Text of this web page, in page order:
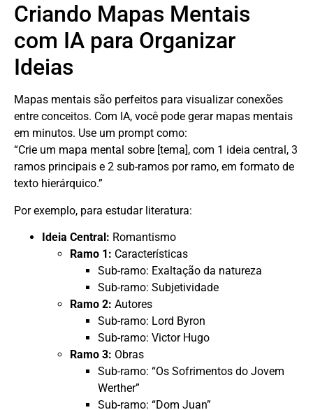
Criando Mapas Mentais
com IA para Organizar
Ideias
Mapas mentais são perfeitos para visualizar conexões
entre conceitos. Com IA, você pode gerar mapas mentais
em minutos. Use um prompt como:
“Crie um mapa mental sobre [tema], com 1 ideia central, 3
ramos principais e 2 sub-ramos por ramo, em formato de
texto hierárquico.”
Por exemplo, para estudar literatura:
Ideia Central: Romantismo
Ramo 1: Características
Sub-ramo: Exaltação da natureza
Sub-ramo: Subjetividade
Ramo 2: Autores
Sub-ramo: Lord Byron
Sub-ramo: Victor Hugo
Ramo 3: Obras
Sub-ramo: “Os Sofrimentos do Jovem
Werther”
Sub-ramo: “Dom Juan”